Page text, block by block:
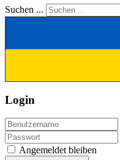
Suchen ...
Login
Angemeldet bleiben